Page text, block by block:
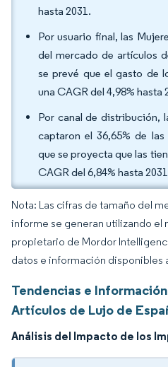
hasta 2031.
Por usuario final, las
del mercado de artículos
se prevé que el gasto de
una CAGR del 4,98% hasta
Por canal de distribución,
captaron el 36,65% de
que se proyecta que las
CAGR del 6,84% hasta
Nota: Las cifras de tamaño del
informe se generan utilizando el
propietario de Mordor
datos e información disponibles
Tendencias e
Artículos de Lujo de
Análisis del Impacto de los